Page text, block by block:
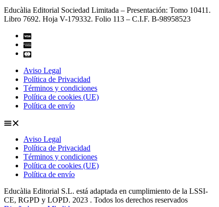
Educàlia Editorial Sociedad Limitada – Presentación: Tomo 10411.
Libro 7692. Hoja V-179332. Folio 113 – C.I.F. B-98958523
Aviso Legal
Política de Privacidad
Términos y condiciones
Política de cookies (UE)
Política de envío
Aviso Legal
Política de Privacidad
Términos y condiciones
Política de cookies (UE)
Política de envío
Educàlia Editorial S.L. está adaptada en cumplimiento de la LSSI-
CE, RGPD y LOPD. 2023 . Todos los derechos reservados